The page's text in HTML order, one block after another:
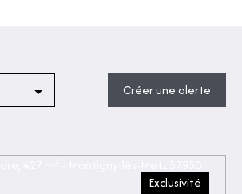
Créer une alerte
Exclusivité